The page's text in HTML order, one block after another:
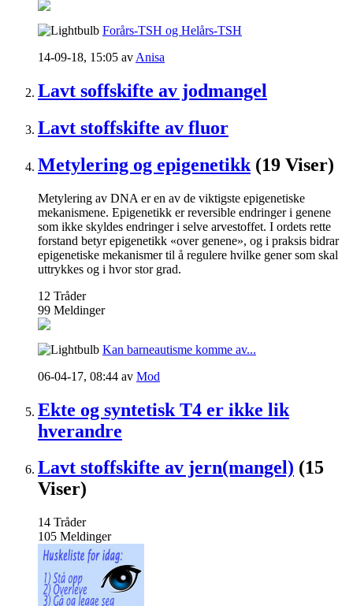
Forårs-TSH og Helårs-TSH
14-09-18, 15:05 av Anisa
Lavt soffskifte av jodmangel
Lavt stoffskifte av fluor
Metylering og epigenetikk (19 Viser)
Metylering av DNA er en av de viktigste epigenetiske
mekanismene. Epigenetikk er reversible endringer i genene
som ikke skyldes endringer i selve arvestoffet. I ordets rette
forstand betyr epigenetikk «over genene», og i praksis bidrar
epigenetiske mekanismer til å regulere hvilke gener som skal
uttrykkes og i hvor stor grad.
12 Tråder
99 Meldinger
Kan barneautisme komme av...
06-04-17, 08:44 av Mod
Ekte og syntetisk T4 er ikke lik
hverandre
Lavt stoffskifte av jern(mangel) (15
Viser)
14 Tråder
105 Meldinger